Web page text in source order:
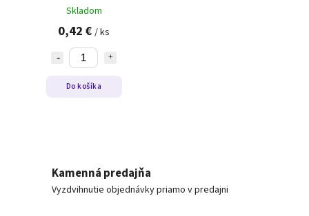
Skladom
0,42 € / ks
Do košíka
Kamenná predajňa
Vyzdvihnutie objednávky priamo v predajni